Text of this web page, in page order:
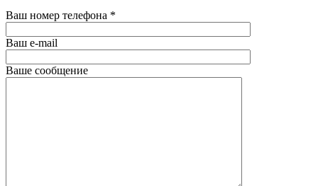
Ваш номер телефона *
Ваш e-mail
Ваше сообщение